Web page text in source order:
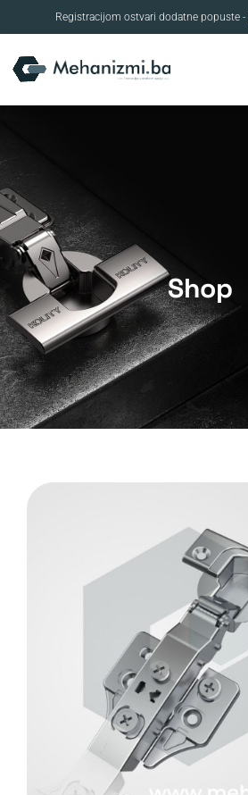
Skip
to
Registracijom ostvari dodatne popuste -
Shop